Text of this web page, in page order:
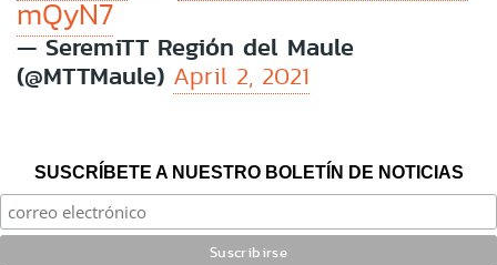
mQyN7
— SeremiTT Región del Maule
(@MTTMaule) April 2, 2021
SUSCRÍBETE A NUESTRO BOLETÍN DE NOTICIAS